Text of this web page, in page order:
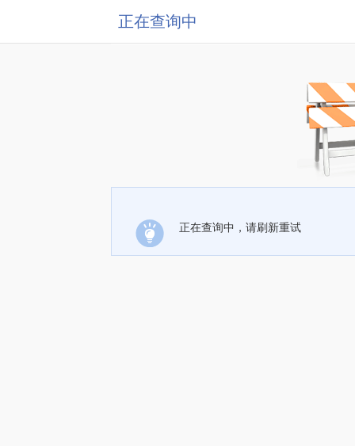
正在查询中
正在查询中，请刷新重试